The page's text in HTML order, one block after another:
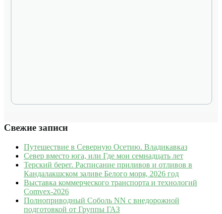
Свежие записи
Путешествие в Северную Осетию. Владикавказ
Север вместо юга, или Где мои семнадцать лет
Терский берег. Расписание приливов и отливов в
Кандалакшском заливе Белого моря, 2026 год
Выставка коммерческого транспорта и технологий
Comvex-2026
Полноприводный Соболь NN с внедорожной
подготовкой от Группы ГАЗ